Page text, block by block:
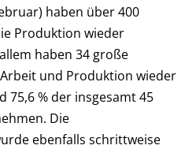
haben über 400
Produktion wieder
haben 34 große
und Produktion wieder
75,6 % der insgesamt 45
Die
ebenfalls schrittweise